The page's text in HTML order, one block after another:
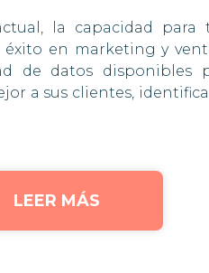
la capacidad para
en marketing y
de datos disponibles
a sus clientes,
LEER MÁS